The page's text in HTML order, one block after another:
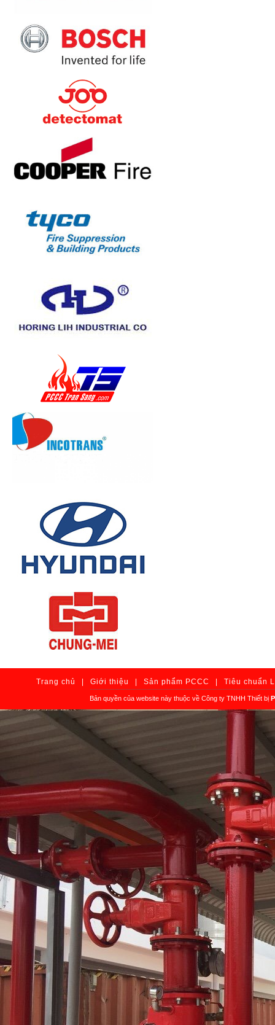
Trang chủ Giới thiệu Sản phẩm PCCC Tiêu chuẩn
Bản quyền của website này thuộc về Công ty TNHH Thiết bị